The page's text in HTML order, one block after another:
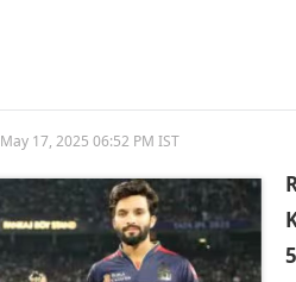
May 17, 2025 06:52 PM IST